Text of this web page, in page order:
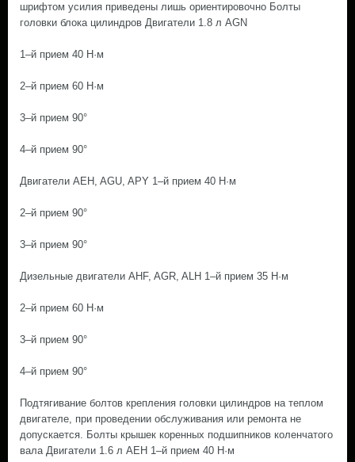
шрифтом усилия приведены лишь ориентировочно Болты
головки блока цилиндров Двигатели 1.8 л AGN
1–й прием 40 H·м
2–й прием 60 H·м
3–й прием 90°
4–й прием 90°
Двигатели AEH, AGU, APY 1–й прием 40 H·м
2–й прием 90°
3–й прием 90°
Дизельные двигатели AHF, AGR, ALH 1–й прием 35 H·м
2–й прием 60 H·м
3–й прием 90°
4–й прием 90°
Подтягивание болтов крепления головки цилиндров на теплом
двигателе, при проведении обслуживания или ремонта не
допускается. Болты крышек коренных подшипников коленчатого
вала Двигатели 1.6 л AEH 1–й прием 40 H·м